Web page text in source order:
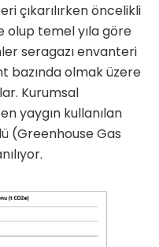
çıkarılırken öncelikli
olup temel yıla göre
seragazı envanteri
bazında olmak üzere
Kurumsal
yaygın kullanılan
(Greenhouse Gas